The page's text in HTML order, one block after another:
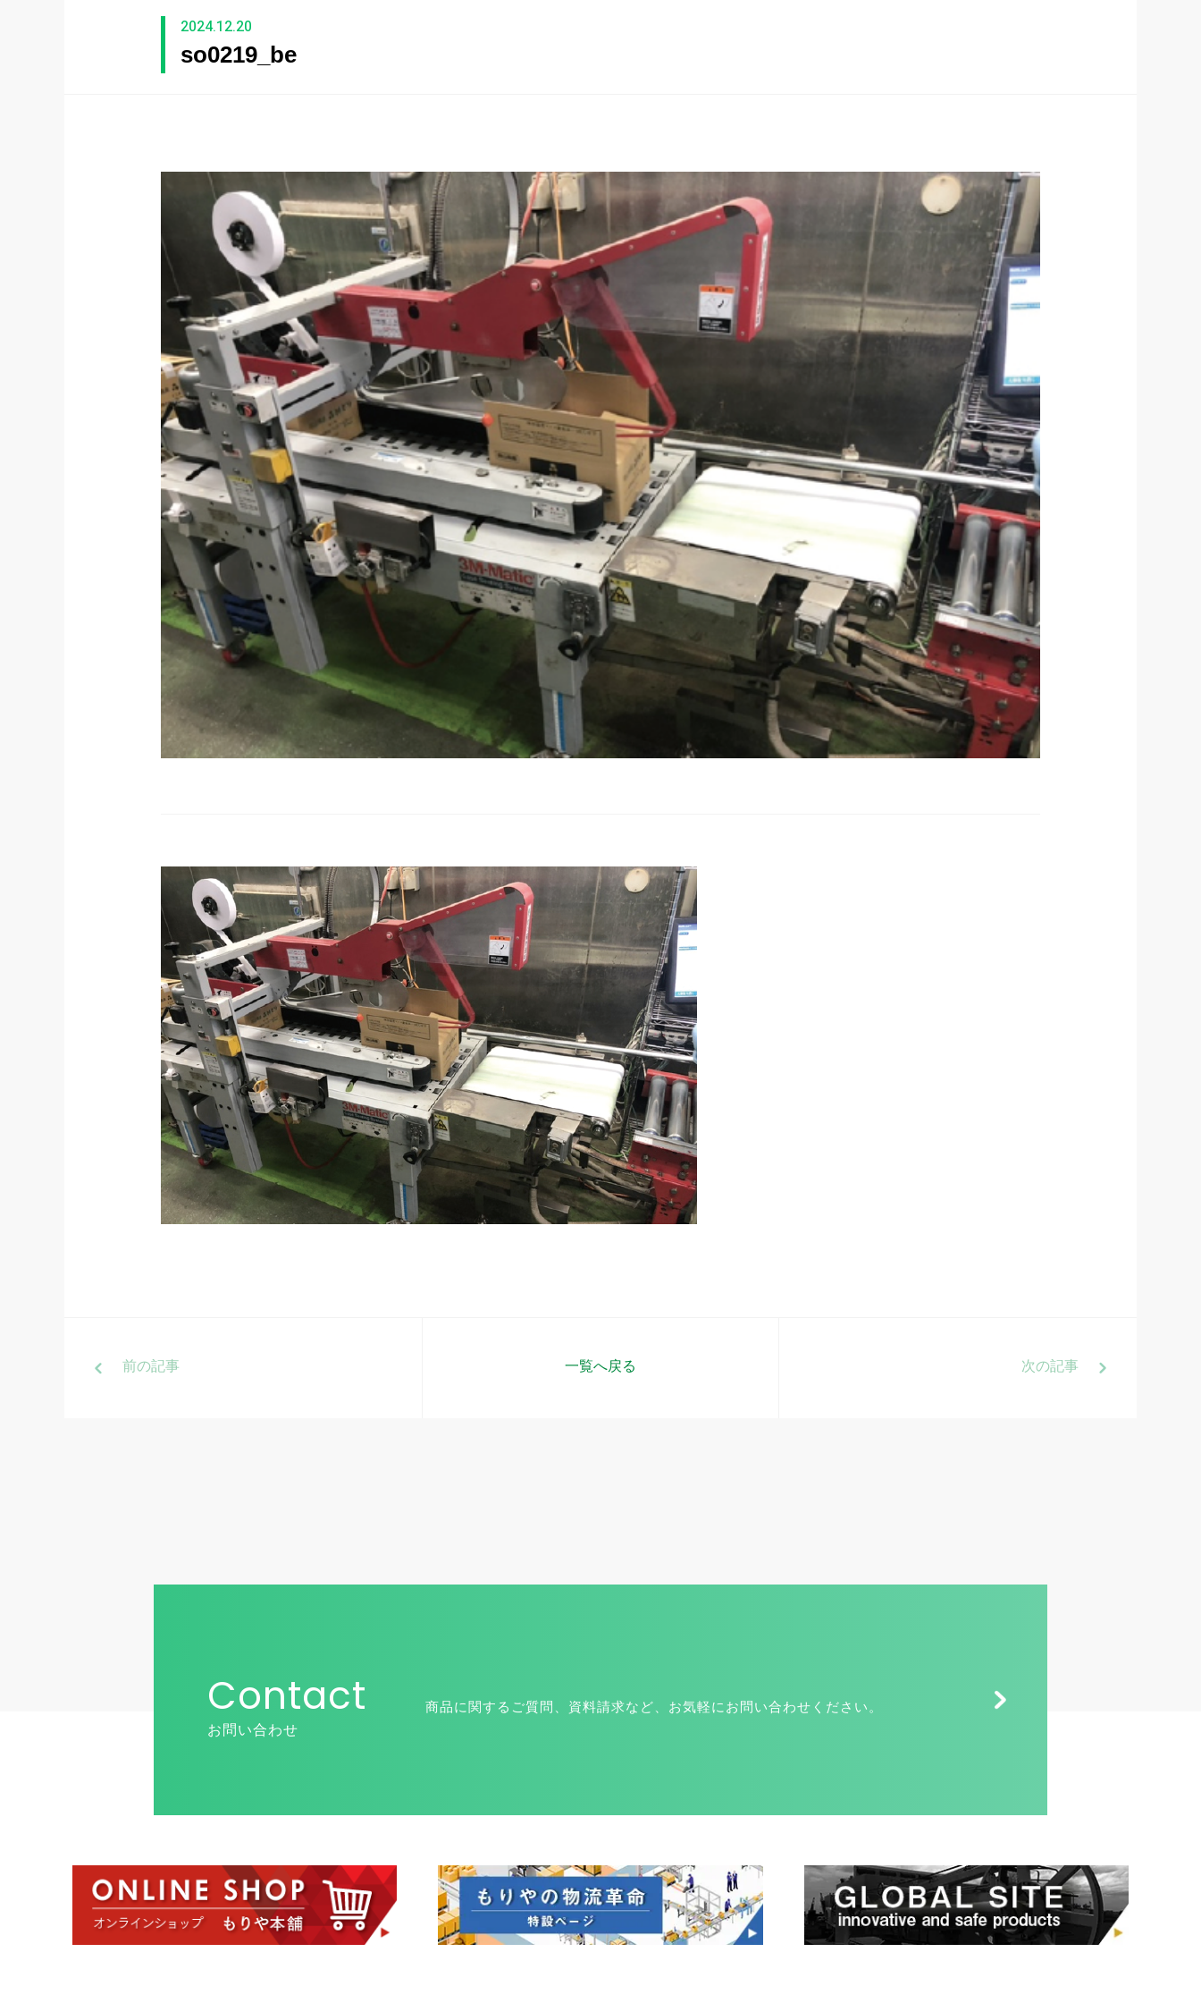
2024.12.20
so0219_be
前の記事 一覧へ戻る 次の記事
Contact
お問い合わせ
商品に関するご質問、資料請求など、お気軽にお問い合わせください。